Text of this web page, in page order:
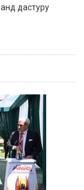
дастуру